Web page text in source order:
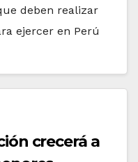
deben realizar
ejercer en Perú
crecerá a